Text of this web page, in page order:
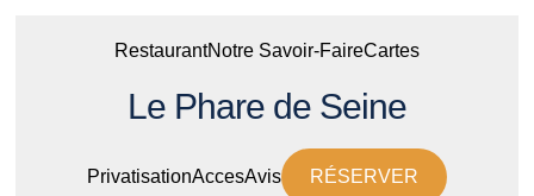
RestaurantNotre Savoir-FaireCartes
Le Phare de Seine
PrivatisationAccesAvis RÉSERVER